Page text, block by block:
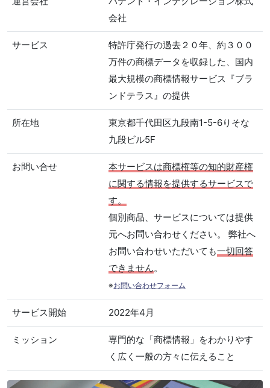
会社
サービス
特許庁発行の過去２０年、約３００
万件の商標データを収録した、国内
最大規模の商標情報サービス『ブラ
ンドテラス』の提供
所在地
東京都千代田区九段南1-5-6りそな
九段ビル5F
お問い合せ
本サービスは商標権等の知的財産権
に関する情報を提供するサービスで
す。
個別商品、サービスについては提供
元へお問い合わせください。 弊社へ
お問い合わせいただいても一切回答
できません。
※お問い合わせフォーム
サービス開始 2022年4月
ミッション
専門的な「商標情報」をわかりやす
く広く一般の方々に伝えること